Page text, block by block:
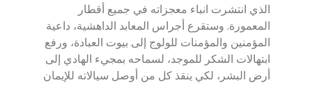
الذي انتشرت انباء معجزاته في جميع أقطار
المعمورة. وستقرع أجراس المعابد الداهشية، داعية
المؤمنين والمؤمنات للولوج إلى بيوت العبادة، ورفع
ابتهالات الشكر للموجد، لسماحه بمجيء الهادي إلى
أرض البشر، لكي ينقذ كل من أوصل سيالاته للإيمان